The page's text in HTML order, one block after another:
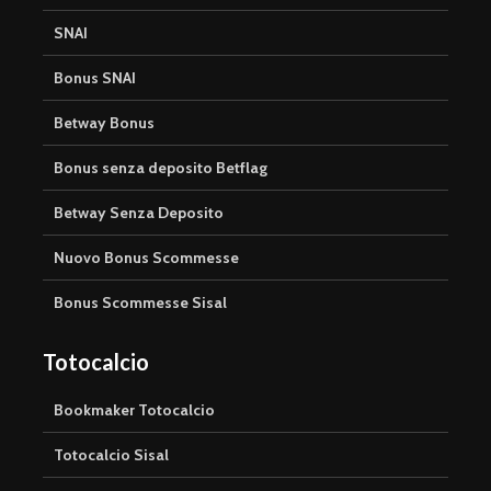
SNAI
Bonus SNAI
Betway Bonus
Bonus senza deposito Betflag
Betway Senza Deposito
Nuovo Bonus Scommesse
Bonus Scommesse Sisal
Totocalcio
Bookmaker Totocalcio
Totocalcio Sisal